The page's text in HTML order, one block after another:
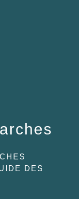
DES